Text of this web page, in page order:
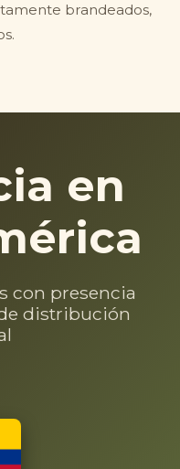
brandeados,
en
con presencia
distribución